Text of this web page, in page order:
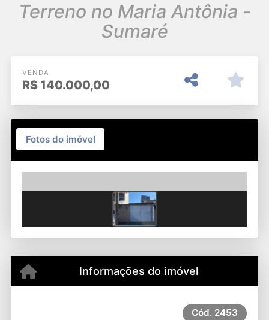
Terreno no Maria Antônia -
Sumaré
VENDA
R$140.000,00
Fotos do imóvel
Informações do imóvel
Cód. 2453